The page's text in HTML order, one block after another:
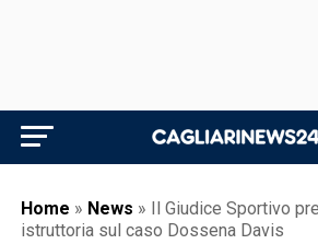
Home » News » Il Giudice Sportivo
istruttoria sul caso Dossena Davis